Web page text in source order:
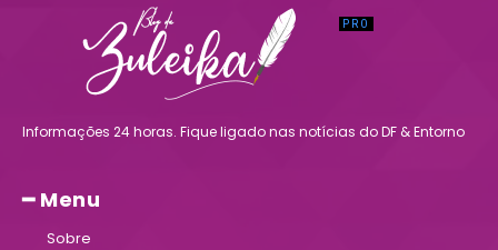
Informações 24 horas. Fique ligado nas notícias do DF & Entorno
━ Menu
Sobre